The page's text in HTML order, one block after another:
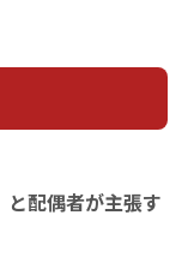
と配偶者が主張す